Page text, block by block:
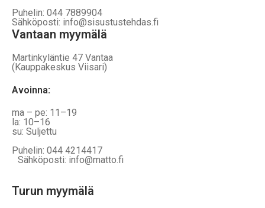
Puhelin: 044 7889904
Sähköposti: info@sisustustehdas.fi
Vantaan myymälä
Martinkyläntie 47 Vantaa
(Kauppakeskus Viisari)
Avoinna:
ma – pe: 11–19
la: 10–16
su: Suljettu
Puhelin: 044 4214417
Sähköposti: info@matto.fi
Turun myymälä